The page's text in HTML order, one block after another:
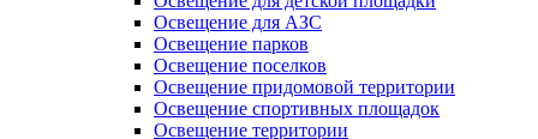
Освещение для АЗС
Освещение парков
Освещение поселков
Освещение придомовой территории
Освещение спортивных площадок
Освещение территории